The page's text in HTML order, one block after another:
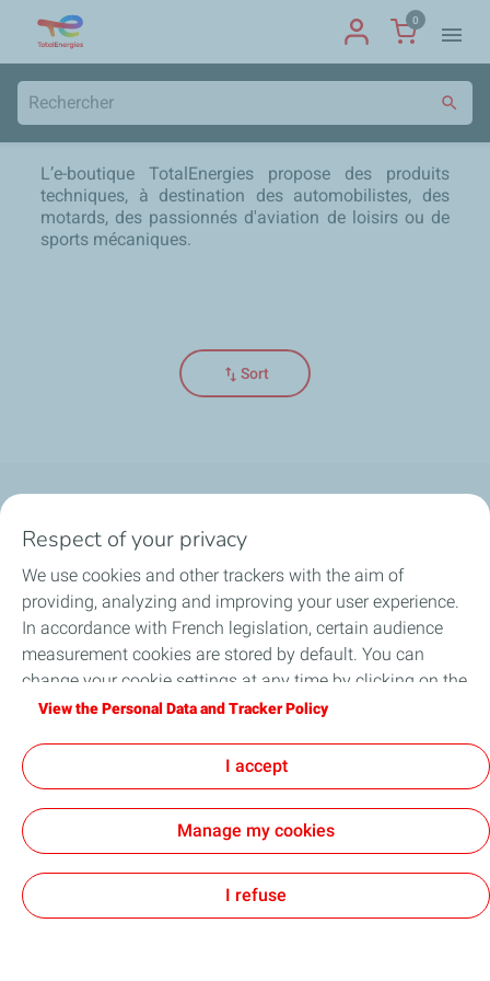
0
menu
search
L’e-boutique TotalEnergies propose des produits
techniques, à destination des automobilistes, des
motards, des passionnés d'aviation de loisirs ou de
sports mécaniques.
swap_vert Sort
France Métropolitaine
votre écoute
confidentiel
loop
Contact | FAQ |
Conditions Générales
d'Utilisation
| Données personnelles
Nos Univers
Liens utiles
Sites de la compagnie TotalEnergies
© 2026 - TotalEnergies
Respect of your privacy
We use cookies and other trackers with the aim of
providing, analyzing and improving your user experience.
In accordance with French legislation, certain audience
measurement cookies are stored by default. You can
change your cookie settings at any time by clicking on the
"Manage my cookies" button. By clicking on the "Accept"
device. If you click on "Decline", only the technical cookies
required for the site to function correctly will be used. For
more information, refer to the "Personal Data and Tracker
Policy" page.
View the Personal Data and Tracker Policy
I accept
Manage my cookies
I refuse